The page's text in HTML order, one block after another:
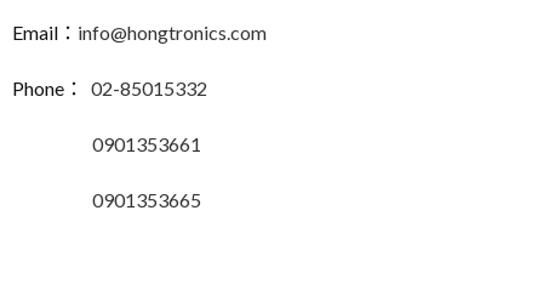
Email： info@hongtronics.com
Phone： 02-85015332
0901353661
0901353665